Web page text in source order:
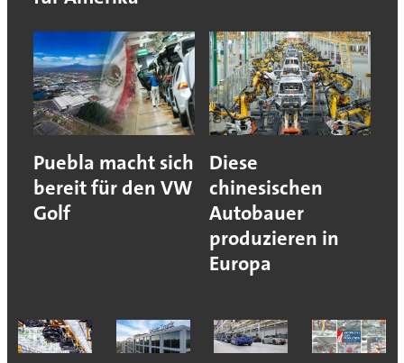
Puebla macht sich
bereit für den VW
Golf
Diese
chinesischen
Autobauer
produzieren in
Europa